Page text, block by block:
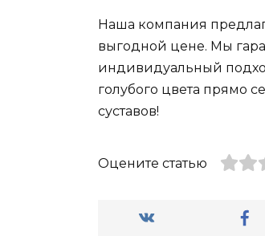
Наша компания
выгодной цене. Мы
индивидуальный
голубого цвета прямо
суставов!
Оцените статью